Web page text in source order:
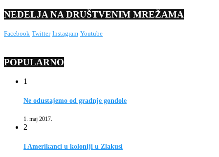
NEDELJA NA DRUŠTVENIM MREŽAMA
Facebook Twitter Instagram Youtube
POPULARNO
1
Ne odustajemo od gradnje gondole
1. maj 2017.
2
I Amerikanci u koloniji u Zlakusi